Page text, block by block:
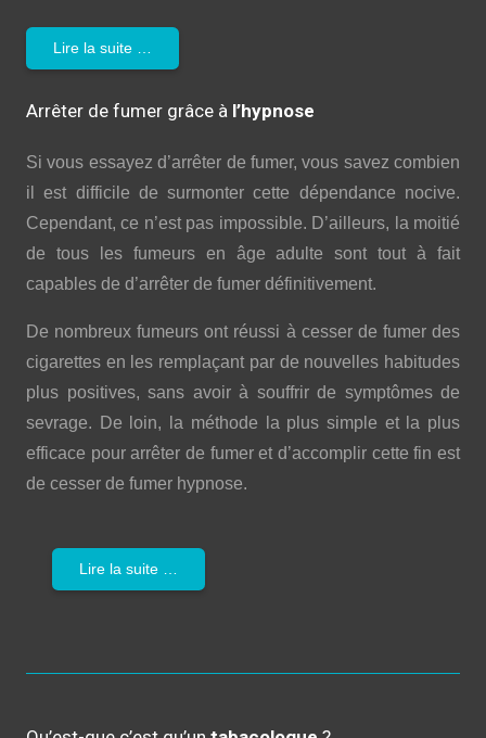
Lire la suite …
Arrêter de fumer grâce à l’hypnose
Si vous essayez d’arrêter de fumer, vous savez combien
il est difficile de surmonter cette dépendance nocive.
Cependant, ce n’est pas impossible. D’ailleurs, la moitié
de tous les fumeurs en âge adulte sont tout à fait
capables de d’arrêter de fumer définitivement.
De nombreux fumeurs ont réussi à cesser de fumer des
cigarettes en les remplaçant par de nouvelles habitudes
plus positives, sans avoir à souffrir de symptômes de
sevrage. De loin, la méthode la plus simple et la plus
efficace pour arrêter de fumer et d’accomplir cette fin est
de cesser de fumer hypnose.
Lire la suite …